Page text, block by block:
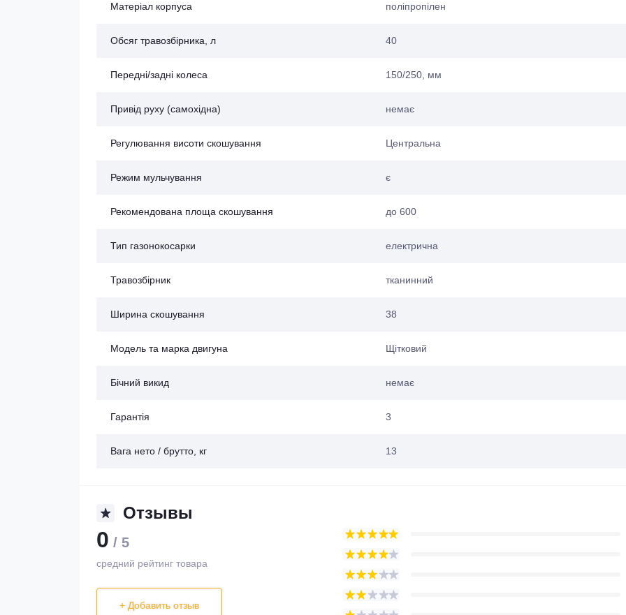
Матеріал корпуса поліпропілен
Обсяг травозбірника, л 40
Передні/задні колеса 150/250, мм
Привід руху (самохідна) немає
Регулювання висоти скошування Центральна
Режим мульчування є
Рекомендована площа скошування до 600
Тип газонокосарки електрична
Травозбірник тканинний
Ширина скошування 38
Модель та марка двигуна Щітковий
Бічний викид немає
Гарантія 3
Вага нето / брутто, кг 13
Отзывы
0 / 5
средний рейтинг товара
+ Добавить отзыв